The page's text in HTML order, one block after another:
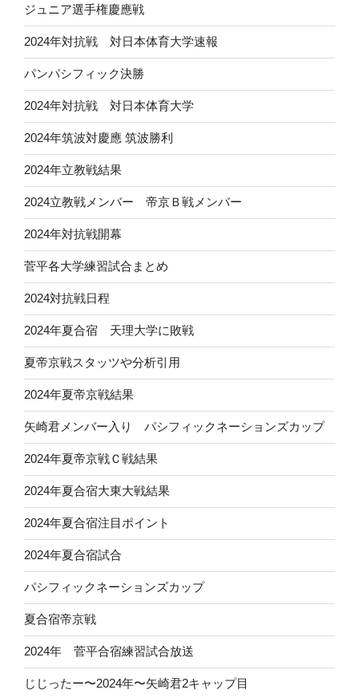
ジュニア選手権慶應戦
2024年対抗戦 対日本体育大学速報
パンパシフィック決勝
2024年対抗戦 対日本体育大学
2024年筑波対慶應 筑波勝利
2024年立教戦結果
2024立教戦メンバー 帝京Ｂ戦メンバー
2024年対抗戦開幕
菅平各大学練習試合まとめ
2024対抗戦日程
2024年夏合宿 天理大学に敗戦
夏帝京戦スタッツや分析引用
2024年夏帝京戦結果
矢崎君メンバー入り パシフィックネーションズカップ
2024年夏帝京戦Ｃ戦結果
2024年夏合宿大東大戦結果
2024年夏合宿注目ポイント
2024年夏合宿試合
パシフィックネーションズカップ
夏合宿帝京戦
2024年 菅平合宿練習試合放送
じじったー〜2024年〜矢崎君2キャップ目